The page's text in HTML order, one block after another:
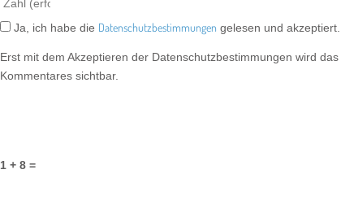
1 + 8 =
Ja, ich habe die Datenschutzbestimmungen gelesen und akzeptiert.
Erst mit dem Akzeptieren der Datenschutzbestimmungen wird
Kommentares sichtbar.